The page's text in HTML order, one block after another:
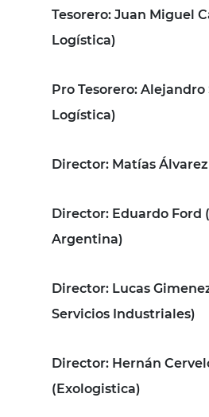
Tesorero: Juan Miguel
Logística)
Pro Tesorero: Alejandro
Logística)
Director: Matías
Director: Eduardo Ford
Argentina)
Director: Lucas
Servicios Industriales)
Director: Hernán
(Exologistica)